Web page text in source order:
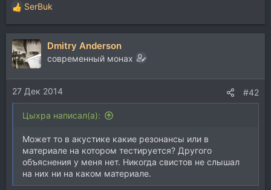
Р
е
а
к
ц
и
и
:
SerBuk
Dmitry Anderson
современный монах
27 Дек 2014 #42
Цыхра написал(а):
Может то в акустике какие резонансы или в
материале на котором тестируется? Другого
объяснения у меня нет. Никогда свистов не слышал
на них ни на каком материале.